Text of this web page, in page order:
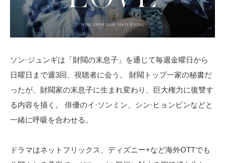
ソン·ジュンギは「財閥の末息子」を通じて毎週金曜日から
日曜日まで週3回、視聴者に会う。 財閥トップ一家の秘書だ
ったが、財閥家の末息子に生まれ変わり、巨大権力に復讐す
る内容を描く。 俳優のイ·ソンミン、シン·ヒョンビンなどと
一緒に呼吸を合わせる。
ドラマはネットフリックス、ディズニー+など海外OTTでも